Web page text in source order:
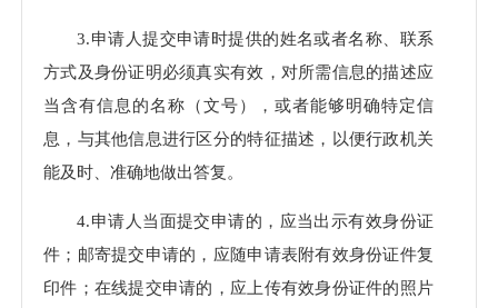
3.申请人提交申请时提供的姓名或者名称、联系
方式及身份证明必须真实有效，对所需信息的描述应
当含有信息的名称（文号），或者能够明确特定信
息，与其他信息进行区分的特征描述，以便行政机关
能及时、准确地做出答复。
4.申请人当面提交申请的，应当出示有效身份证
件；邮寄提交申请的，应随申请表附有效身份证件复
印件；在线提交申请的，应上传有效身份证件的照片